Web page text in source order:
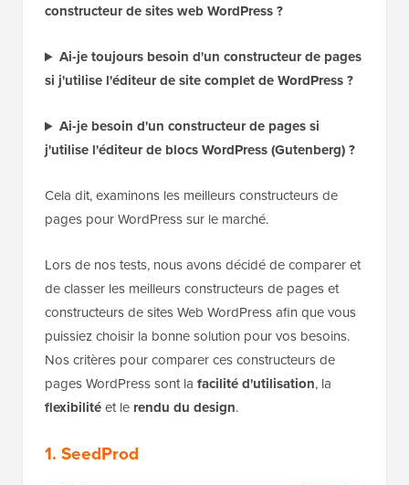
constructeur de sites web WordPress ?
Ai-je toujours besoin d'un constructeur de pages
si j'utilise l'éditeur de site complet de WordPress ?
Ai-je besoin d'un constructeur de pages si
j'utilise l'éditeur de blocs WordPress (Gutenberg) ?
Cela dit, examinons les meilleurs constructeurs de
pages pour WordPress sur le marché.
Lors de nos tests, nous avons décidé de comparer et
de classer les meilleurs constructeurs de pages et
constructeurs de sites Web WordPress afin que vous
puissiez choisir la bonne solution pour vos besoins.
Nos critères pour comparer ces constructeurs de
pages WordPress sont la facilité d'utilisation, la
flexibilitéet le rendu du design.
1. SeedProd